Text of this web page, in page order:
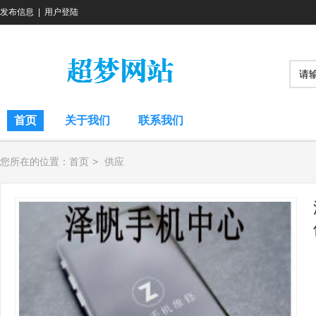
发布信息 用户登陆
首页 关于我们 联系我们
您所在的位置： 首页 > 供应